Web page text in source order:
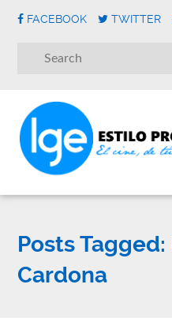
FACEBOOK TWITTER
Posts Tagged:
Cardona